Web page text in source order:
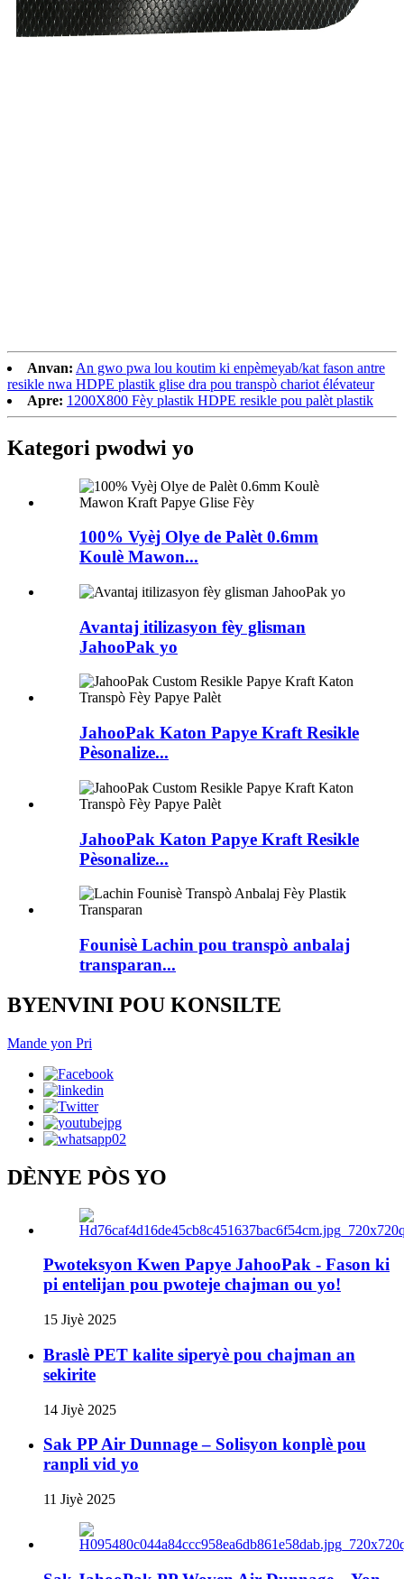
Anvan: An gwo pwa lou koutim ki enpèmeyab/kat fason antre
resikle nwa HDPE plastik glise dra pou transpò chariot élévateur
Apre: 1200X800 Fèy plastik HDPE resikle pou palèt plastik
Kategori pwodwi yo
100% Vyèj Olye de Palèt 0.6mm
Koulè Mawon...
Avantaj itilizasyon fèy glisman
JahooPak yo
JahooPak Katon Papye Kraft Resikle
Pèsonalize...
JahooPak Katon Papye Kraft Resikle
Pèsonalize...
Founisè Lachin pou transpò anbalaj
transparan...
BYENVINI POU KONSILTE
Mande yon Pri
DÈNYE PÒS YO
Pwoteksyon Kwen Papye JahooPak - Fason ki
pi entelijan pou pwoteje chajman ou yo!
15 Jiyè 2025
Braslè PET kalite siperyè pou chajman an
sekirite
14 Jiyè 2025
Sak PP Air Dunnage – Solisyon konplè pou
ranpli vid yo
11 Jiyè 2025